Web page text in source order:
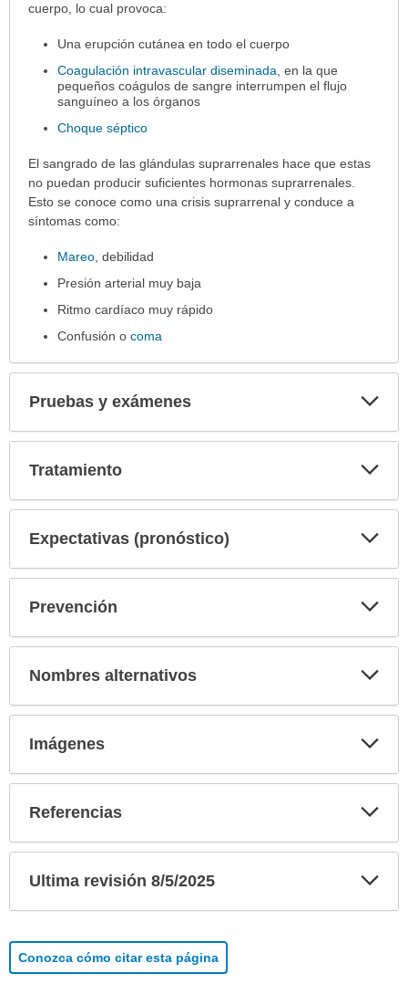
cuerpo, lo cual provoca:
Una erupción cutánea en todo el cuerpo
Coagulación intravascular diseminada, en la que
pequeños coágulos de sangre interrumpen el flujo
sanguíneo a los órganos
Choque séptico
El sangrado de las glándulas suprarrenales hace que estas
no puedan producir suficientes hormonas suprarrenales.
Esto se conoce como una crisis suprarrenal y conduce a
síntomas como:
Mareo, debilidad
Presión arterial muy baja
Ritmo cardíaco muy rápido
Confusión ocoma
Pruebas y exámenes
Tratamiento
Expectativas (pronóstico)
Prevención
Nombres alternativos
Imágenes
Referencias
Ultima revisión 8/5/2025
Conozca cómo citar esta página